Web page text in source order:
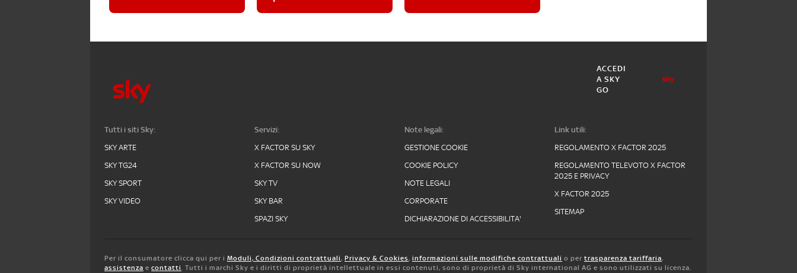
ACCEDI
A SKY
GO
Tutti i siti Sky:
SKY ARTE
SKY TG24
SKY SPORT
SKY VIDEO
Servizi:
X FACTOR SU SKY
X FACTOR SU NOW
SKY TV
SKY BAR
SPAZI SKY
Note legali:
GESTIONE COOKIE
COOKIE POLICY
NOTE LEGALI
CORPORATE
DICHIARAZIONE DI ACCESSIBILITA'
Link utili:
REGOLAMENTO X FACTOR 2025
REGOLAMENTO TELEVOTO X FACTOR
2025 E PRIVACY
X FACTOR 2025
SITEMAP
Per il consumatore clicca qui per i Moduli, Condizioni contrattuali, Privacy & Cookies, informazioni sulle modifiche contrattuali o per trasparenza tariffaria,
assistenza e contatti. Tutti i marchi Sky e i diritti di proprietà intellettuale in essi contenuti, sono di proprietà di Sky international AG e sono utilizzati su licenza.